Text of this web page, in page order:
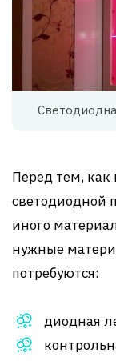
Перед тем, как
светодиодной
иного
нужные
потребуются:
диодная